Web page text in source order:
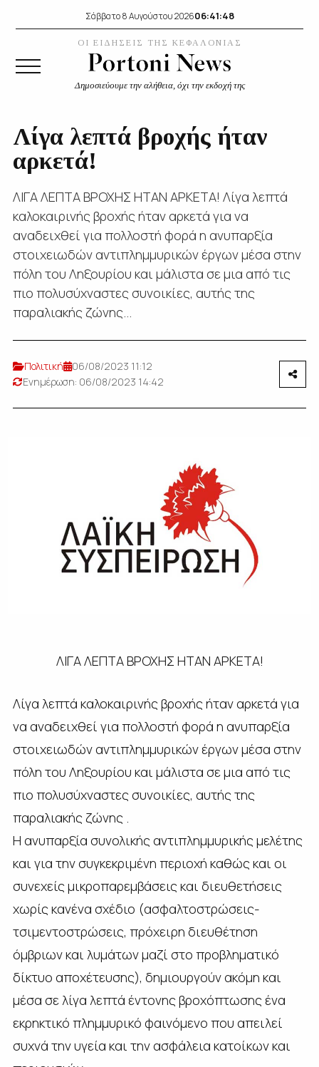
Σάββατο 8 Αυγούστου 202606:41:49
ΟΙ ΕΙΔΗΣΕΙΣ ΤΗΣ ΚΕΦΑΛΟΝΙΑΣ
Δημοσιεύουμε την αλήθεια, όχι την εκδοχή της
Λίγα λεπτά βροχής ήταν
αρκετά!
ΛΙΓΑ ΛΕΠΤΑ ΒΡΟΧΗΣ ΗΤΑΝ ΑΡΚΕΤΑ! Λίγα λεπτά
καλοκαιρινής βροχής ήταν αρκετά για να
αναδειχθεί για πολλοστή φορά η ανυπαρξία
στοιχειωδών αντιπλημμυρικών έργων μέσα στην
πόλη του Ληξουρίου και μάλιστα σε μια από τις
πιο πολυσύχναστες συνοικίες, αυτής της
παραλιακής ζώνης...
Πολιτική
06/08/2023 11:12
Ενημέρωση: 06/08/2023 14:42
ΛΙΓΑ ΛΕΠΤΑ ΒΡΟΧΗΣ ΗΤΑΝ ΑΡΚΕΤΑ!
Λίγα λεπτά καλοκαιρινής βροχής ήταν αρκετά για
να αναδειχθεί για πολλοστή φορά η ανυπαρξία
στοιχειωδών αντιπλημμυρικών έργων μέσα στην
πόλη του Ληξουρίου και μάλιστα σε μια από τις
πιο πολυσύχναστες συνοικίες, αυτής της
παραλιακής ζώνης .
Η ανυπαρξία συνολικής αντιπλημμυρικής μελέτης
και για την συγκεκριμένη περιοχή καθώς και οι
συνεχείς μικροπαρεμβάσεις και διευθετήσεις
χωρίς κανένα σχέδιο (ασφαλτοστρώσεις-
τσιμεντοστρώσεις, πρόχειρη διευθέτηση
όμβριων και λυμάτων μαζί στο προβληματικό
δίκτυο αποχέτευσης), δημιουργούν ακόμη και
μέσα σε λίγα λεπτά έντονης βροχόπτωσης ένα
εκρηκτικό πλημμυρικό φαινόμενο που απειλεί
συχνά την υγεία και την ασφάλεια κατοίκων και